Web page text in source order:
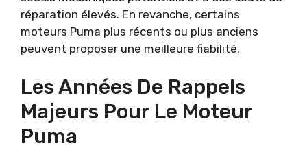
réparation élevés. En revanche, certains
moteurs Puma plus récents ou plus anciens
peuvent proposer une meilleure fiabilité.
Les Années De Rappels
Majeurs Pour Le Moteur
Puma